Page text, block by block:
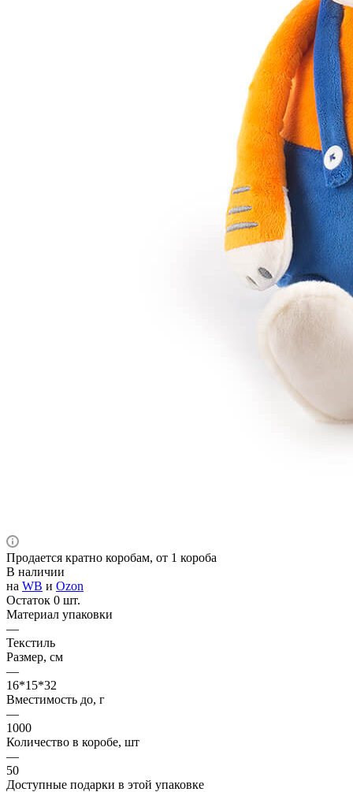
Продается кратно коробам, от 1 короба
В наличии
на WB и Ozon
Остаток 0 шт.
Материал упаковки
—
Текстиль
Размер, см
—
16*15*32
Вместимость до, г
—
1000
Количество в коробе, шт
—
50
Доступные подарки в этой упаковке